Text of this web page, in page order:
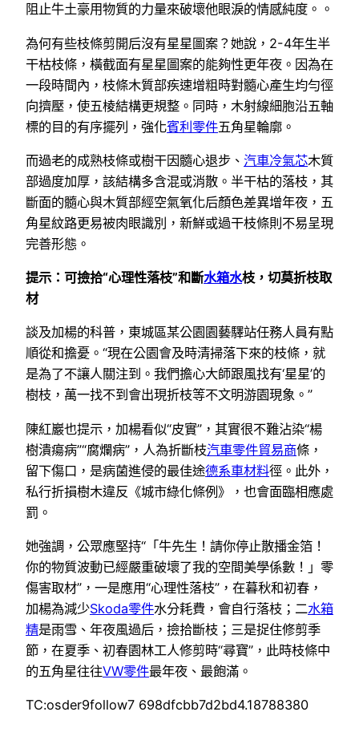
阻止牛土豪用物質的力量來破壞他眼淚的情感純度。。
為何有些枝條剪開后沒有星星圖案？她說，2-4年生半
干枯枝條，橫截面有星星圖案的能夠性更年夜。因為在
一段時間內，枝條木質部疾速增粗時對髓心產生均勻徑
向擠壓，使五棱結構更規整。同時，木射線細胞沿五軸
標的目的有序擺列，強化賓利零件五角星輪廓。
而過老的成熟枝條或樹干因髓心退步、 汽車冷氣芯木質
部過度加厚，該結構多含混或消散。半干枯的落枝，其
斷面的髓心與木質部經空氣氧化后顏色差異增年夜，五
角星紋路更易被肉眼識別，新鮮或過干枝條則不易呈現
完善形態。
提示：可撿拾“心理性落枝”和斷水箱水枝，切莫折枝取
材
談及加楊的科普，東城區某公園園藝驛站任務人員有點
順從和擔憂。“現在公園會及時清掃落下來的枝條，就
是為了不讓人關注到。我們擔心大師跟風找有‘星星’的
樹枝，萬一找不到會出現折枝等不文明游園現象。”
陳紅巖也提示，加楊看似“皮實”，其實很不難沾染“楊
樹潰瘍病”“腐爛病”，人為折斷枝汽車零件貿易商條，
留下傷口，是病菌進侵的最佳途德系車材料徑。此外，
私行折損樹木違反《城市綠化條例》，也會面臨相應處
罰。
她強調，公眾應堅持“「牛先生！請你停止散播金箔！
你的物質波動已經嚴重破壞了我的空間美學係數！」零
傷害取材”，一是應用“心理性落枝”，在暮秋和初春，
加楊為減少Skoda零件水分耗費，會自行落枝；二水箱
精是雨雪、年夜風過后，撿拾斷枝；三是捉住修剪季
節，在夏季、初春園林工人修剪時“尋寶”，此時枝條中
的五角星往往VW零件最年夜、最飽滿。
TC:osder9follow7 698dfcbb7d2bd4.18788380